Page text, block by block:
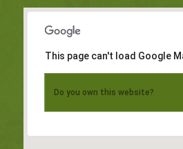
This page can't load Google
Do you own this website?